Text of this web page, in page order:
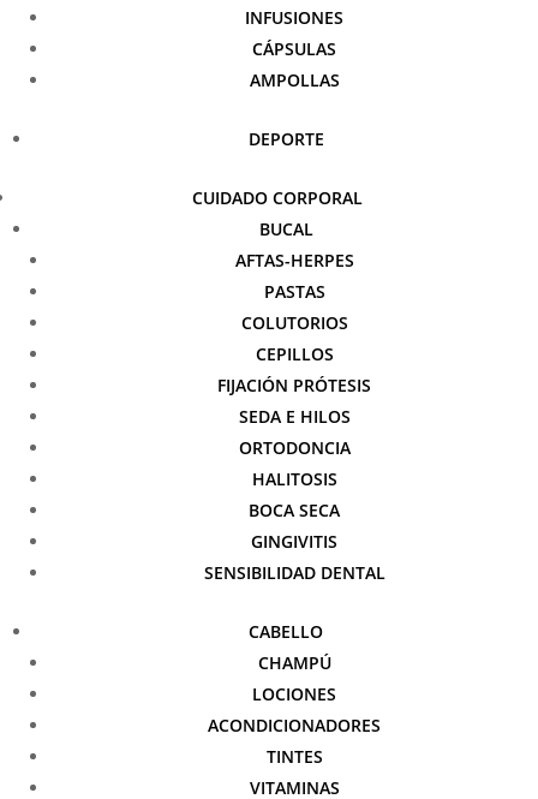
INFUSIONES
CÁPSULAS
AMPOLLAS
DEPORTE
CUIDADO CORPORAL
BUCAL
AFTAS-HERPES
PASTAS
COLUTORIOS
CEPILLOS
FIJACIÓN PRÓTESIS
SEDA E HILOS
ORTODONCIA
HALITOSIS
BOCA SECA
GINGIVITIS
SENSIBILIDAD DENTAL
CABELLO
CHAMPÚ
LOCIONES
ACONDICIONADORES
TINTES
VITAMINAS